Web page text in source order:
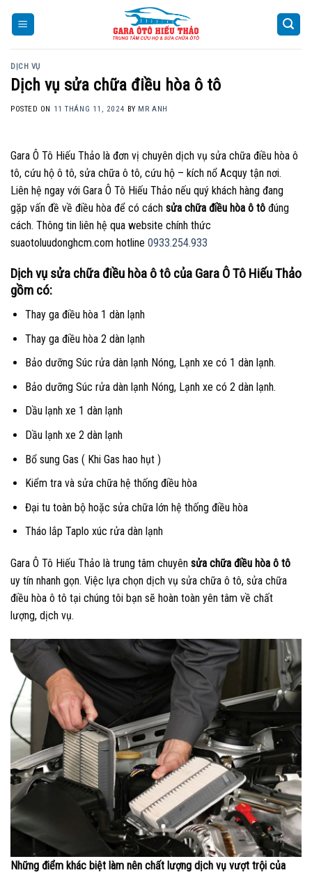
DỊCH VỤ
Dịch vụ sửa chữa điều hòa ô tô
POSTED ON 11 THÁNG 11, 2024 BY MR ANH
Gara Ô Tô Hiếu Thảo là đơn vị chuyên dịch vụ sửa chữa điều hòa ô
tô, cứu hộ ô tô, sửa chữa ô tô, cứu hộ – kích nổ Acquy tận nơi.
Liên hệ ngay với Gara Ô Tô Hiếu Thảo nếu quý khách hàng đang
gặp vấn đề về điều hòa để có cách sửa chữa điều hòa ô tô đúng
cách. Thông tin liên hệ qua website chính thức
suaotoluudonghcm.com hotline 0933.254.933
Dịch vụ sửa chữa điều hòa ô tô của Gara Ô Tô Hiếu Thảo
gồm có:
Thay ga điều hòa 1 dàn lạnh
Thay ga điều hòa 2 dàn lạnh
Bảo dưỡng Súc rửa dàn lạnh Nóng, Lạnh xe có 1 dàn lạnh.
Bảo dưỡng Súc rửa dàn lạnh Nóng, Lạnh xe có 2 dàn lạnh.
Dầu lạnh xe 1 dàn lạnh
Dầu lạnh xe 2 dàn lạnh
Bổ sung Gas ( Khi Gas hao hụt )
Kiểm tra và sửa chữa hệ thống điều hòa
Đại tu toàn bộ hoặc sửa chữa lớn hệ thống điều hòa
Tháo lắp Taplo xúc rửa dàn lạnh
Gara Ô Tô Hiếu Thảo là trung tâm chuyên sửa chữa điều hòa ô tô
uy tín nhanh gọn. Việc lựa chọn dịch vụ sửa chữa ô tô, sửa chữa
điều hòa ô tô tại chúng tôi bạn sẽ hoàn toàn yên tâm về chất
lượng, dịch vụ.
Những điểm khác biệt làm nên chất lượng dịch vụ vượt trội của